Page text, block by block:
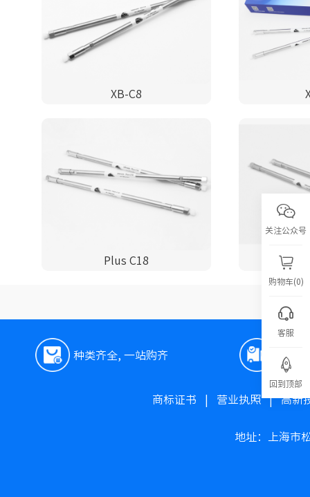
XB-C8
Plus C18
种类齐全, 一站购齐 极速
商标证书 营业执照|高新
地址：上海市
关注公众号
购物车(0)
客服
回到顶部